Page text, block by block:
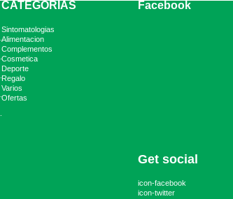
CATEGORIAS
Sintomatologias
Alimentacion
Complementos
Cosmetica
Deporte
Regalo
Varios
Ofertas
Facebook
Get social
icon-facebook
icon-twitter